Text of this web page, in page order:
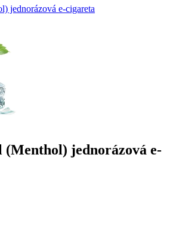
jednorázová e-cigareta
jednorázová e-